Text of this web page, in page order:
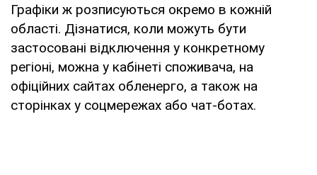
Графіки ж розписуються окремо в кожній
області. Дізнатися, коли можуть бути
застосовані відключення у конкретному
регіоні, можна у кабінеті споживача, на
офіційних сайтах обленерго, а також на
сторінках у соцмережах або чат-ботах.